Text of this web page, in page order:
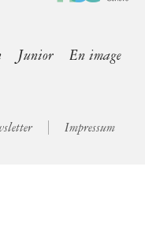
Junior
En image
Impressum